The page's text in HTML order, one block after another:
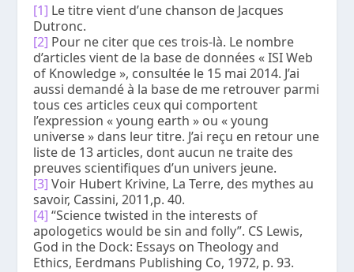
[1] Le titre vient d’une chanson de Jacques
Dutronc.
[2] Pour ne citer que ces trois-là. Le nombre
d’articles vient de la base de données « ISI Web
of Knowledge », consultée le 15 mai 2014. J’ai
aussi demandé à la base de me retrouver parmi
tous ces articles ceux qui comportent
l’expression « young earth » ou « young
universe » dans leur titre. J’ai reçu en retour une
liste de 13 articles, dont aucun ne traite des
preuves scientifiques d’un univers jeune.
[3] Voir Hubert Krivine, La Terre, des mythes au
savoir, Cassini, 2011,p. 40.
[4] “Science twisted in the interests of
apologetics would be sin and folly”. CS Lewis,
God in the Dock: Essays on Theology and
Ethics, Eerdmans Publishing Co, 1972, p. 93.